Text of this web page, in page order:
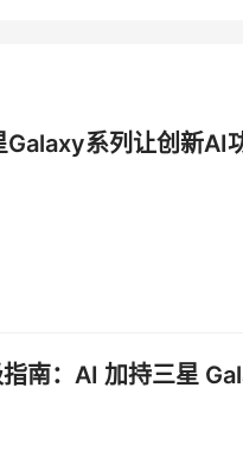
系列让创新AI
南：AI 加持三星